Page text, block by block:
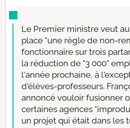
Le Premier ministre veut
place "une règle de non-
fonctionnaire sur trois
la réduction de "3 000"
l'année prochaine, à
d'élèves-professeurs.
annoncé vouloir fusionner
certaines agences
un projet qui était dans les